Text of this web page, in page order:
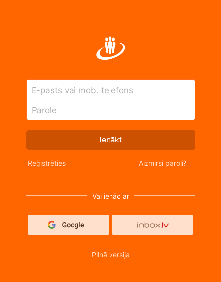
E-pasts vai mob. telefons
Parole
Ienākt
Reģistrēties Aizmirsi paroli?
Vai ienāc ar
Pilnā versija